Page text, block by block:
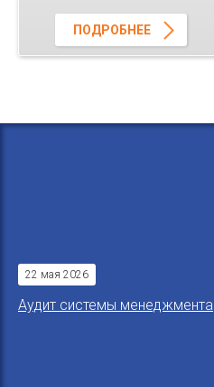
ПОДРОБНЕЕ
22 мая 2026
Aудит системы менеджмента